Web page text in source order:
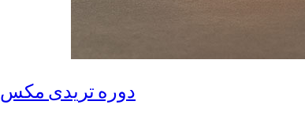
دوره تریدی مکس